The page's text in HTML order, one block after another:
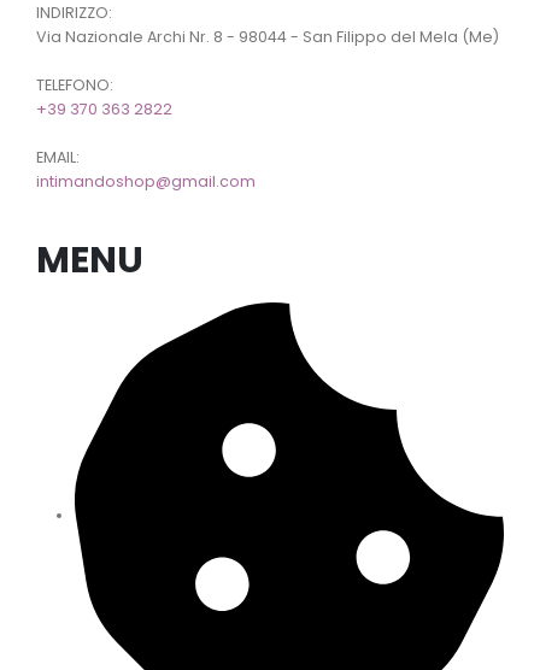
INDIRIZZO:
Via Nazionale Archi Nr. 8 - 98044 - San Filippo del Mela (Me)
TELEFONO:
+39 370 363 2822
EMAIL:
intimandoshop@gmail.com
MENU